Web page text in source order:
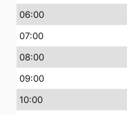
06:00
07:00
08:00
09:00
10:00